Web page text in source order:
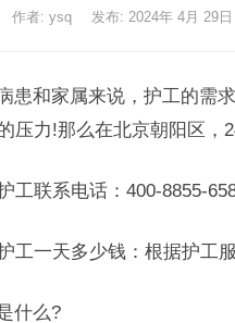
作者: ysq 发布: 2024年 4月 29日
和家属来说，护工的需求
压力!那么在北京朝阳区，
联系电话：400-8855-
一天多少钱：根据护工
什么?